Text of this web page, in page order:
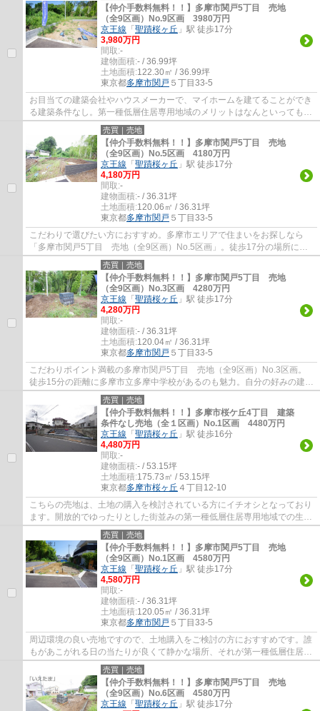
【仲介手数料無料！！】多摩市関戸5丁目 売地
（全9区画）No.9区画 3980万円
京王線 「聖蹟桜ヶ丘 」駅 徒歩17分
3,980万円
間取:-
建物面積:- / 36.99坪
土地面積:122.30㎡ / 36.99坪
東京都多摩市関戸 ５丁目33-5
お目当ての建築会社やハウスメーカーで、マイホームを建てることができ
る建築条件なし。第一種低層住居専用地域のメリットはなんといってもそ
の開放的な住環境。売地をお探しの方に是...
売買｜売地
【仲介手数料無料！！】多摩市関戸5丁目 売地
（全9区画）No.5区画 4180万円
京王線 「聖蹟桜ヶ丘 」駅 徒歩17分
4,180万円
間取:-
建物面積:- / 36.31坪
土地面積:120.06㎡ / 36.31坪
東京都多摩市関戸 ５丁目33-5
こだわりで選びたい方におすすめ。多摩市エリアで住まいをお探しなら
「多摩市関戸5丁目 売地（全9区画）No.5区画」。徒歩17分の場所に多
摩市立多摩第一小学校があります。不動産購入...
売買｜売地
【仲介手数料無料！！】多摩市関戸5丁目 売地
（全9区画）No.3区画 4280万円
京王線 「聖蹟桜ヶ丘 」駅 徒歩17分
4,280万円
間取:-
建物面積:- / 36.31坪
土地面積:120.04㎡ / 36.31坪
東京都多摩市関戸 ５丁目33-5
こだわりポイント満載の多摩市関戸5丁目 売地（全9区画）No.3区画。
徒歩15分の距離に多摩市立多摩中学校があるのも魅力。自分の好みの建物
を建てるという点では、建築条件のない土地...
売買｜売地
【仲介手数料無料！！】多摩市桜ケ丘4丁目 建築
条件なし売地（全１区画）No.1区画 4480万円
京王線 「聖蹟桜ヶ丘 」駅 徒歩16分
4,480万円
間取:-
建物面積:- / 53.15坪
土地面積:175.73㎡ / 53.15坪
東京都多摩市桜ヶ丘 ４丁目12-10
こちらの売地は、土地の購入を検討されている方にイチオシとなっており
ます。開放的でゆったりとした街並みの第一種低層住居専用地域での生活
はいかがですか。こちらは間取りや建築時...
売買｜売地
【仲介手数料無料！！】多摩市関戸5丁目 売地
（全9区画）No.1区画 4580万円
京王線 「聖蹟桜ヶ丘 」駅 徒歩17分
4,580万円
間取:-
建物面積:- / 36.31坪
土地面積:120.05㎡ / 36.31坪
東京都多摩市関戸 ５丁目33-5
周辺環境の良い売地ですので、土地購入をご検討の方におすすめです。誰
もがあこがれる日の当たりが良くて静かな場所、それが第一種低層住居専
用地域です。施工業者の制約を受けないの...
売買｜売地
【仲介手数料無料！！】多摩市関戸5丁目 売地
（全9区画）No.6区画 4580万円
京王線 「聖蹟桜ヶ丘 」駅 徒歩17分